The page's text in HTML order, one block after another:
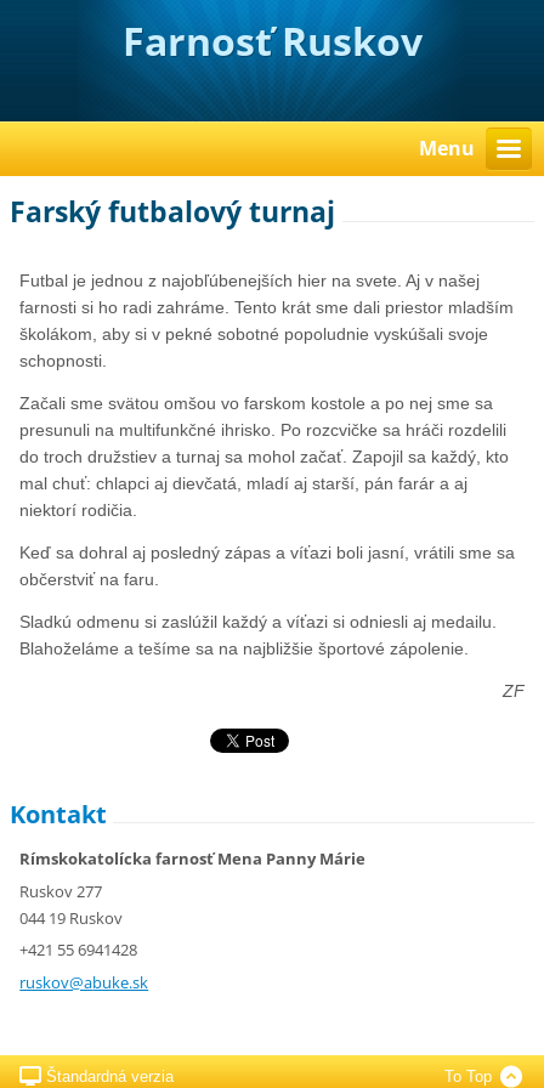
Farnosť Ruskov
Menu
Farský futbalový turnaj
Futbal je jednou z najobľúbenejších hier na svete. Aj v našej
farnosti si ho radi zahráme. Tento krát sme dali priestor mladším
školákom, aby si v pekné sobotné popoludnie vyskúšali svoje
schopnosti.
Začali sme svätou omšou vo farskom kostole a po nej sme sa
presunuli na multifunkčné ihrisko. Po rozcvičke sa hráči rozdelili
do troch družstiev a turnaj sa mohol začať. Zapojil sa každý, kto
mal chuť: chlapci aj dievčatá, mladí aj starší, pán farár a aj
niektorí rodičia.
Keď sa dohral aj posledný zápas a víťazi boli jasní, vrátili sme sa
občerstviť na faru.
Sladkú odmenu si zaslúžil každý a víťazi si odniesli aj medailu.
Blahoželáme a tešíme sa na najbližšie športové zápolenie.
ZF
Kontakt
Rímskokatolícka farnosť Mena Panny Márie
Ruskov 277
044 19 Ruskov
+421 55 6941428
ruskov@abuke.sk
Štandardná verzia To Top